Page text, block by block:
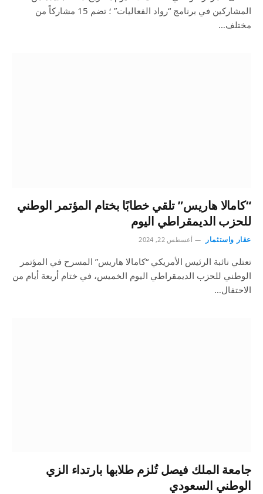
المشاركين في برنامج “رواد الفعاليات” ؛ تضم 15 مشاركاً من
مختلف…
“كامالا هاريس” تلقي خطابًا بختام المؤتمر الوطني
للحزب الديمقراطي اليوم
عقار واستثمار أغسطس 22, 2024
تعتلي نائبة الرئيس الأمريكي “كامالا هاريس” المسرح في المؤتمر
الوطني للحزب الديمقراطي اليوم الخميس، في ختام أربعة أيام من
الاحتفال…
جامعة الملك فيصل تُلزم طلابها بارتداء الزي
الوطني السعودي